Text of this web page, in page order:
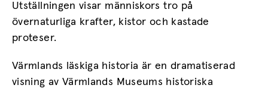
Utställningen visar människors tro på
övernaturliga krafter, kistor och kastade
proteser.
Värmlands läskiga historia är en dramatiserad
visning av Värmlands Museums historiska